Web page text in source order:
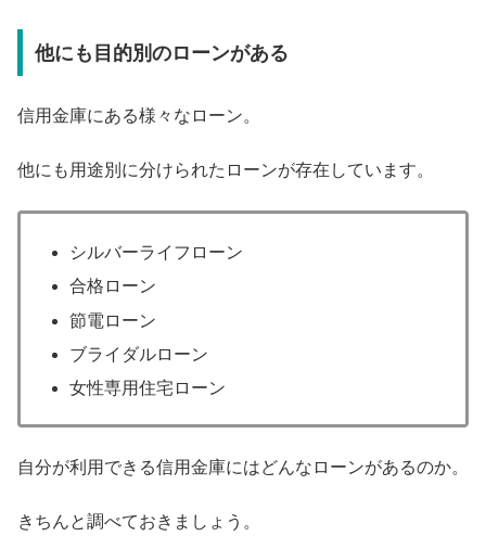
他にも目的別のローンがある
信用金庫にある様々なローン。
他にも用途別に分けられたローンが存在しています。
シルバーライフローン
合格ローン
節電ローン
ブライダルローン
女性専用住宅ローン
自分が利用できる信用金庫にはどんなローンがあるのか。
きちんと調べておきましょう。